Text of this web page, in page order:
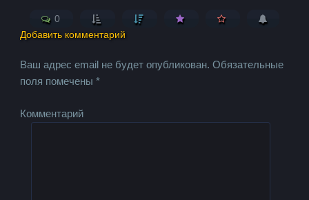
0
Добавить комментарий
Ваш адрес email не будет опубликован. Обязательные
поля помечены*
Комментарий